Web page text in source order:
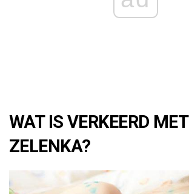
WAT IS VERKEERD MET
ZELENKA?